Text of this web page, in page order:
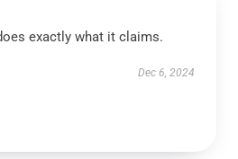
exactly what it claims.
Dec 6, 2024